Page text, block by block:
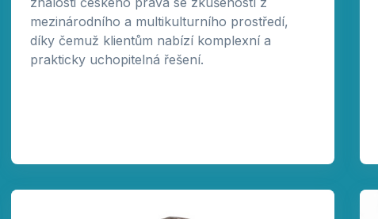
mezinárodního a multikulturního prostředí,
díky čemuž klientům nabízí komplexní a
prakticky uchopitelná řešení.